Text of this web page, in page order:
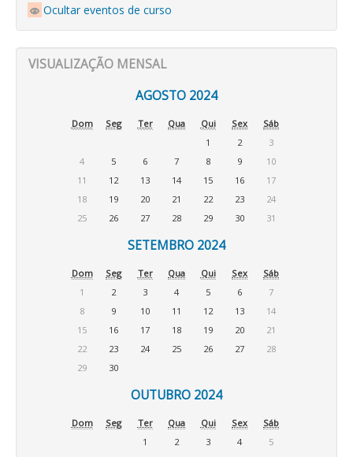
Ocultar eventos de curso
VISUALIZAÇÃO MENSAL
AGOSTO 2024
Dom Seg Ter Qua Qui Sex
Sáb
1
2
3
4
5 6 7 8 9
10
11
12 13 14 15 16
17
18
19 20 21 22 23
24
25
26 27 28 29 30 31
SETEMBRO 2024
Dom Seg Ter Qua Qui Sex
Sáb
1
2 3 4 5 6
7
8
9 10 11 12 13
14
15
16 17 18 19 20
21
22
23 24 25 26 27
28
29
30
OUTUBRO 2024
Dom Seg Ter Qua Qui Sex
Sáb
1
2 3 4
5